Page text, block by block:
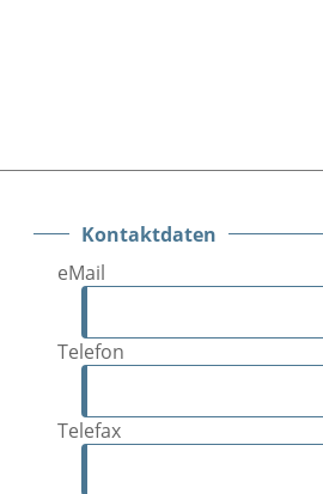
Kontaktdaten
eMail
Telefon
Telefax